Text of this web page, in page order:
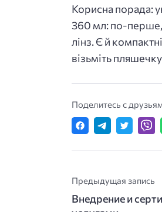
Корисна порада:
360 мл: по-перше,
лінз. Є й
візьміть
Поделитесь с
Предыдущая запись
Внедрение и